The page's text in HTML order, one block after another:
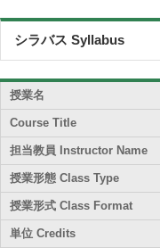
シラバス Syllabus
授業名
Course Title
担当教員 Instructor Name
授業形態 Class Type
授業形式 Class Format
単位 Credits